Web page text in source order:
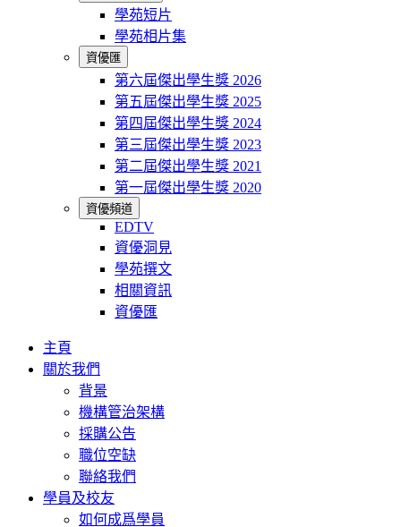
學苑短片
學苑相片集
資優匯
第六屆傑出學生獎 2026
第五屆傑出學生獎 2025
第四屆傑出學生獎 2024
第三屆傑出學生獎 2023
第二屆傑出學生獎 2021
第一屆傑出學生獎 2020
資優頻道
EDTV
資優洞見
學苑撰文
相關資訊
資優匯
主頁
關於我們
背景
機構管治架構
採購公告
職位空缺
聯絡我們
學員及校友
如何成爲學員